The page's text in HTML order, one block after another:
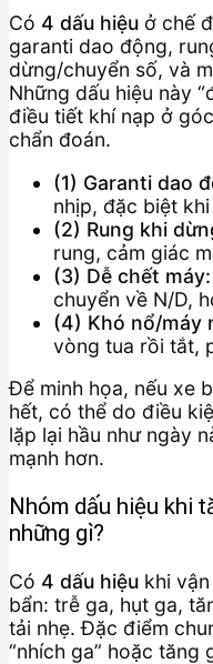
Có 4 dấu hiệu ở chế
garanti dao động,
dừng/chuyển số, và
Những dấu hiệu này
điều tiết khí nạp ở
chẩn đoán.
(1) Garanti dao
nhịp, đặc biệt
(2) Rung khi
rung, cảm giác
(3) Dễ chết máy:
chuyển về N/D,
(4) Khó nổ/máy
vòng tua rồi tắt,
Để minh họa, nếu xe
hết, có thể do điều
lặp lại hầu như ngày
mạnh hơn.
Nhóm dấu hiệu khi
những gì?
Có 4 dấu hiệu khi
bẩn: trễ ga, hụt ga,
tải nhẹ. Đặc điểm
“nhích ga” hoặc